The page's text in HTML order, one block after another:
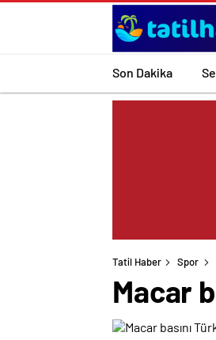
Son Dakika
Tatil Haber Spor
Macar